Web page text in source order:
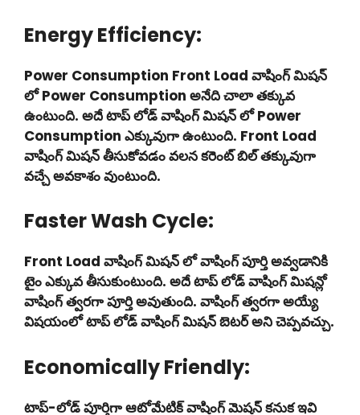
Energy Efficiency:
Power Consumption Front Load వాషింగ్ మిషన్
లో Power Consumption అనేది చాలా తక్కువ
ఉంటుంది. అదే టాప్ లోడ్ వాషింగ్ మిషన్ లో Power
Consumption ఎక్కువుగా ఉంటుంది. Front Load
వాషింగ్ మిషన్ తీసుకోవడం వలన కరెంట్ బిల్ తక్కువుగా
వచ్చే అవకాశం వుంటుంది.
Faster Wash Cycle:
Front Load వాషింగ్ మిషన్ లో వాషింగ్ పూర్తి అవ్వడానికి
టైం ఎక్కువ తీసుకుంటుంది. అదే టాప్ లోడ్ వాషింగ్ మిషన్లో
వాషింగ్ త్వరగా పూర్తి అవుతుంది. వాషింగ్ త్వరగా అయ్యే
విషయంలో టాప్ లోడ్ వాషింగ్ మిషన్ బెటర్ అని చెప్పవచ్చు.
Economically Friendly:
టాప్-లోడ్ పూర్తిగా ఆటోమేటిక్ వాషింగ్ మెషన్ కనుక ఇవి